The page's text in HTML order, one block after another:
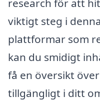
research för att
viktigt steg i
plattformar som
kan du smidigt
få en översikt
tillgängligt i ditt